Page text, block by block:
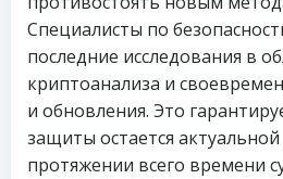
Специалисты по
последние исследования в
криптоанализа и
и обновления. Это
защиты остается
протяжении всего времени